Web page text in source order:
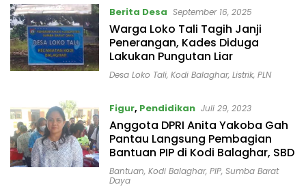
Berita Desa September 16, 2025
Warga Loko Tali Tagih Janji
Penerangan, Kades Diduga
Lakukan Pungutan Liar
Desa Loko Tali, Kodi Balaghar, Listrik, PLN
Figur, Pendidikan Juli 29, 2023
Anggota DPRI Anita Yakoba Gah
Pantau Langsung Pembagian
Bantuan PIP di Kodi Balaghar, SBD
Bantuan, Kodi Balaghar, PIP, Sumba Barat
Daya